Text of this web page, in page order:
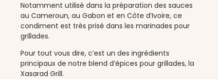
Notamment utilisé dans la préparation des sauces
au Cameroun, au Gabon et en Côte d’Ivoire, ce
condiment est très prisé dans les marinades pour
grillades.
Pour tout vous dire, c’est un des ingrédients
principaux de notre blend d’épices pour grillades, la
Xasarad Grill.